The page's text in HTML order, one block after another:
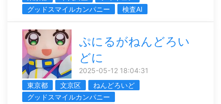
グッドスマイルカンパニー
検査AI
ぷにるがねんどろい
どに
2025-05-12 18:04:31
東京都
文京区
ねんどろいど
グッドスマイルカンパニー